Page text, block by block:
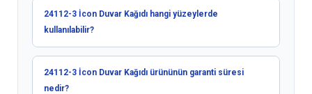
24112-3 İcon Duvar Kağıdı hangi yüzeylerde
kullanılabilir?
24112-3 İcon Duvar Kağıdı ürününün garanti süresi
nedir?